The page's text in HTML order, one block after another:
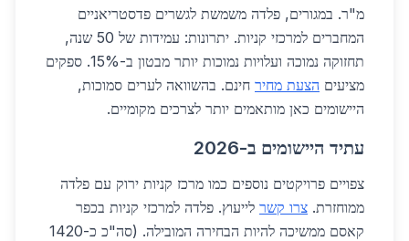
מ"ר. במגורים, פלדה משמשת לגשרים פדסטריאניים
המחברים למרכזי קניות. יתרונות: עמידות של 50 שנה,
תחזוקה נמוכה ועלויות נמוכות יותר מבטון ב-15%. ספקים
מציעים הצעת מחיר חינם. בהשוואה לערים סמוכות,
היישומים כאן מותאמים יותר לצרכים מקומיים.
עתיד היישומים ב-2026
צפויים פרויקטים נוספים כמו מרכז קניות ירוק עם פלדה
ממוחזרת. צרו קשר לייעוץ. פלדה למרכזי קניות בכפר
קאסם ממשיכה להיות הבחירה המובילה. (סה"כ כ-1420